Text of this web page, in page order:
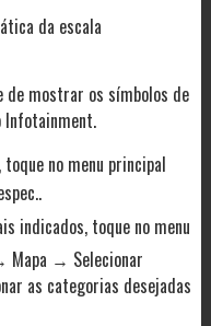
da escala
mostrar os símbolos de
Infotainment.
no menu principal
indicados, toque no menu
→ Selecionar
as categorias desejadas